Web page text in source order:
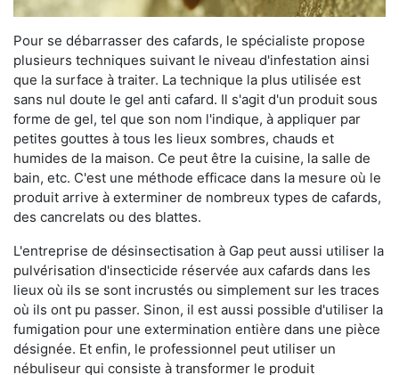
Pour se débarrasser des cafards, le spécialiste propose
plusieurs techniques suivant le niveau d'infestation ainsi
que la surface à traiter. La technique la plus utilisée est
sans nul doute le gel anti cafard. Il s'agit d'un produit sous
forme de gel, tel que son nom l'indique, à appliquer par
petites gouttes à tous les lieux sombres, chauds et
humides de la maison. Ce peut être la cuisine, la salle de
bain, etc. C'est une méthode efficace dans la mesure où le
produit arrive à exterminer de nombreux types de cafards,
des cancrelats ou des blattes.
L'entreprise de désinsectisation à Gap peut aussi utiliser la
pulvérisation d'insecticide réservée aux cafards dans les
lieux où ils se sont incrustés ou simplement sur les traces
où ils ont pu passer. Sinon, il est aussi possible d'utiliser la
fumigation pour une extermination entière dans une pièce
désignée. Et enfin, le professionnel peut utiliser un
nébuliseur qui consiste à transformer le produit